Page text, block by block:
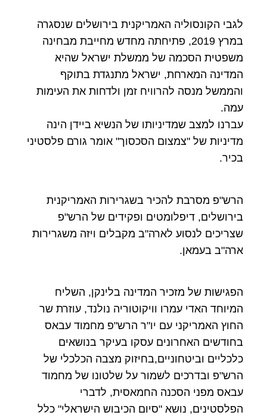
לגבי הקונסוליה האמריקנית בירושלים שנסגרה
במרץ 2019, פתיחתה מחדש מחייבת מבחינה
משפטית הסכמה של ממשלת ישראל שהיא
המדינה המארחת, ישראל מתנגדת בתוקף
והממשל מנסה להרוויח זמן ולדחות את העימות
עמה.
עברנו למצב שמדיניותו של הנשיא ביידן הינה
מדיניות של "צמצום הסכסוך" אומר גורם פלסטיני
בכיר.
הרש"פ מסרבת להכיר בשגרירות האמריקנית
בירושלים, דיפלומטים ופקידים של הרש"פ
שצריכים לנסוע לארה"ב מקבלים ויזה משגרירות
ארה"ב בעמאן.
הפגישות של מזכיר המדינה בלינקן, השליח
המיוחד האדי עמרו וויקוטוריה נולנד, עוזרת שר
החוץ האמריקני עם יו"ר הרש"פ מחמוד עבאס
בחודשים האחרונים עסקו בעיקר בנושאים
כלכליים וביטחוניים,בחיזוק מצבה הכלכלי של
הרש"פ ובדרכים לשמור על שלטונו של מחמוד
עבאס מפני הסכנה החמאסית, לדברי
הפלסטינים, נושא "סיום הכיבוש הישראלי" כלל